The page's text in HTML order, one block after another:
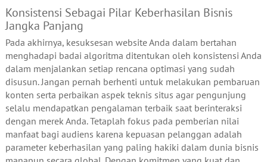
Konsistensi Sebagai Pilar Keberhasilan Bisnis
Jangka Panjang
Pada akhirnya, kesuksesan website Anda dalam bertahan
menghadapi badai algoritma ditentukan oleh konsistensi Anda
dalam menjalankan setiap rencana optimasi yang sudah
disusun. Jangan pernah berhenti untuk melakukan pembaruan
konten serta perbaikan aspek teknis situs agar pengunjung
selalu mendapatkan pengalaman terbaik saat berinteraksi
dengan merek Anda. Tetaplah fokus pada pemberian nilai
manfaat bagi audiens karena kepuasan pelanggan adalah
parameter keberhasilan yang paling hakiki dalam dunia bisnis